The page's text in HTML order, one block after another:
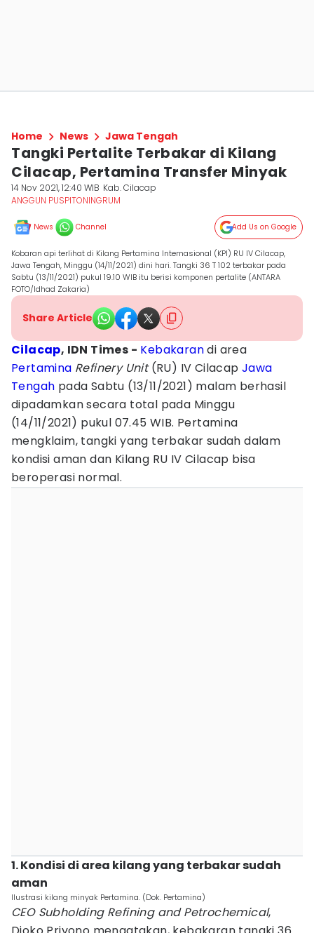
Home News Jawa Tengah
Tangki Pertalite Terbakar di Kilang
Cilacap, Pertamina Transfer Minyak
14 Nov 2021, 12:40 WIB Kab. Cilacap
ANGGUN PUSPITONINGRUM
News Channel Add Us on Google
Kobaran api terlihat di Kilang Pertamina Internasional (KPI) RU IV Cilacap,
Jawa Tengah, Minggu (14/11/2021) dini hari. Tangki 36 T 102 terbakar pada
Sabtu (13/11/2021) pukul 19.10 WIB itu berisi komponen pertalite (ANTARA
FOTO/Idhad Zakaria)
Share Article
Cilacap, IDN Times - Kebakarandi area
Pertamina Refinery Unit(RU) IV CilacapJawa
Tengah pada Sabtu (13/11/2021) malam berhasil
dipadamkan secara total pada Minggu
(14/11/2021) pukul 07.45 WIB. Pertamina
mengklaim, tangki yang terbakar sudah dalam
kondisi aman dan Kilang RU IV Cilacap bisa
beroperasi normal.
1. Kondisi di area kilang yang terbakar sudah
aman
Ilustrasi kilang minyak Pertamina. (Dok. Pertamina)
CEO Subholding Refining and Petrochemical,